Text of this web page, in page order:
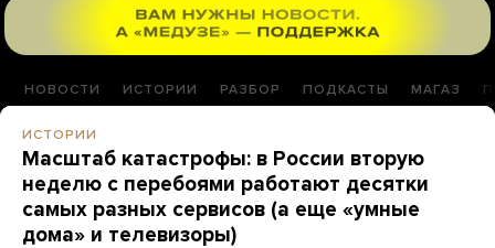
НОВОСТИ ИСТОРИИ РАЗБОР ПОДКАСТЫ МАГАЗ
ИСТОРИИ
Масштаб катастрофы: в России вторую
неделю с перебоями работают десятки
самых разных сервисов (а еще «умные
дома» и телевизоры)